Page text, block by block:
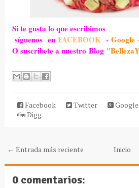
Si te gusta lo que escribimos
síguenos en FACEBOOK - Google
O suscribete a nuestro Blog
Facebook Twitter
Digg
← Entrada más reciente Inicio
0 comentarios: